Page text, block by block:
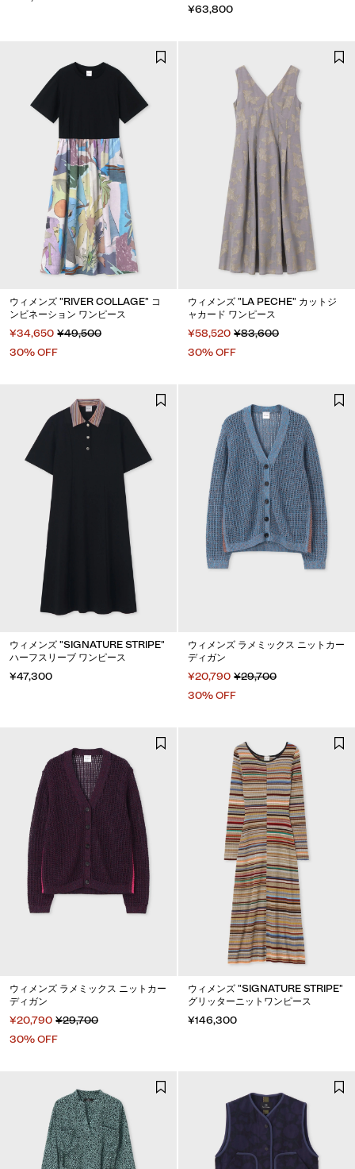
¥63,800
ウィメンズ "RIVER COLLAGE" コ
ンビネーション ワンピース
¥34,650 ¥49,500
30% OFF
ウィメンズ "LA PECHE" カットジ
ャカード ワンピース
¥58,520 ¥83,600
30% OFF
ウィメンズ "SIGNATURE STRIPE"
ハーフスリーブ ワンピース
¥47,300
ウィメンズ ラメミックス ニットカー
ディガン
¥20,790 ¥29,700
30% OFF
ウィメンズ ラメミックス ニットカー
ディガン
¥20,790 ¥29,700
30% OFF
ウィメンズ "SIGNATURE STRIPE"
グリッターニットワンピース
¥146,300